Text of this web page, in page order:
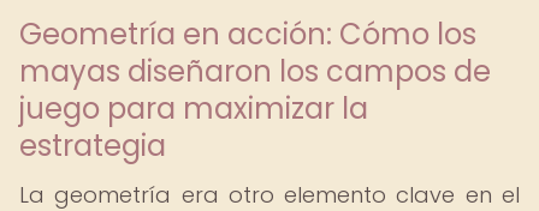
Geometría en acción: Cómo los
mayas diseñaron los campos de
juego para maximizar la
estrategia
La geometría era otro elemento clave en el